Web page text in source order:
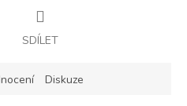
SDÍLET
Diskuze